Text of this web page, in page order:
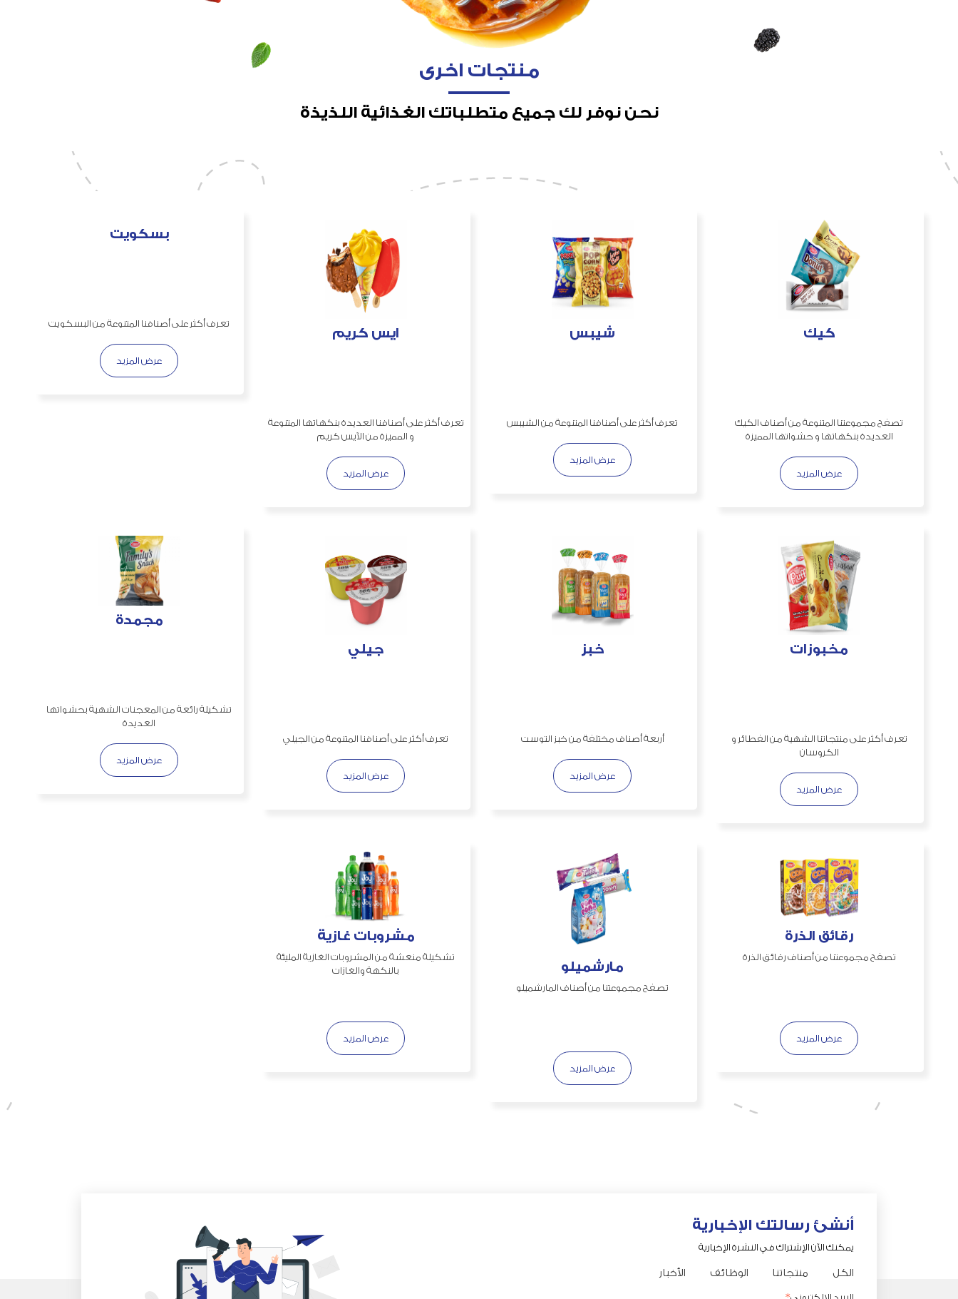
منتجات اخرى
نحن نوفر لك جميع متطلباتك الغذائية اللذيذة
كيك
تصفح مجموعتنا المتنوعة من أصناف الكيك
العديدة بنكهاتها و حشواتها المميزة
عرض المزيد
شيبس
تعرف أكثر على أصنافنا المتنوعة من الشيبس
عرض المزيد
ايس كريم
تعرف أكثر على أصنافنا العديدة بنكهاتها المتنوعة
و المميزة من الآيس كريم
عرض المزيد
بسكويت
تعرف أكثر على أصنافنا المتنوعة من البسكويت
عرض المزيد
مخبوزات
تعرف أكثر على منتجاتنا الشهية من الفطائر و
الكروسان
عرض المزيد
خبز
أربعة أصناف مختلفة من خبز التوست
عرض المزيد
جيلي
تعرف أكثر على أصنافنا المتنوعة من الجيلي
عرض المزيد
مجمدة
تشكيلة رائعة من المعجنات الشهية بحشواتها
العديدة
عرض المزيد
رقائق الذرة
تصفح مجموعتنا من أصناف رقائق الذرة
عرض المزيد
مارشميلو
تصفح مجموعتنا من أصناف المارشميلو
عرض المزيد
مشروبات غازية
تشكيلة منعشة من المشروبات الغازية المليئة
بالنكهة والغازات
عرض المزيد
أنشئ رسالتك الإخبارية
يمكنك الآن الإشتراك في النشرة الإخبارية
الكل منتجاتنا الوظائف الأخبار